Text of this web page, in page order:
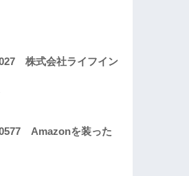
株式会社ライフイン
Amazonを装った